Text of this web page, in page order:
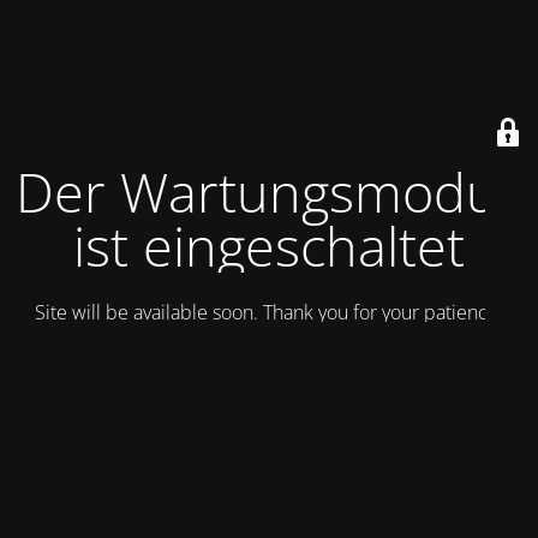
Der Wartungsmodus
ist eingeschaltet
Site will be available soon. Thank you for your patience!